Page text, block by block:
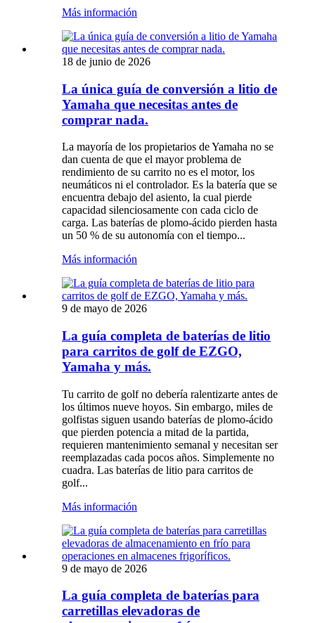
Más información
18 de junio de 2026
La única guía de conversión a litio de
Yamaha que necesitas antes de
comprar nada.
La mayoría de los propietarios de Yamaha no se
dan cuenta de que el mayor problema de
rendimiento de su carrito no es el motor, los
neumáticos ni el controlador. Es la batería que se
encuentra debajo del asiento, la cual pierde
capacidad silenciosamente con cada ciclo de
carga. Las baterías de plomo-ácido pierden hasta
un 50 % de su autonomía con el tiempo...
Más información
9 de mayo de 2026
La guía completa de baterías de litio
para carritos de golf de EZGO,
Yamaha y más.
Tu carrito de golf no debería ralentizarte antes de
los últimos nueve hoyos. Sin embargo, miles de
golfistas siguen usando baterías de plomo-ácido
que pierden potencia a mitad de la partida,
requieren mantenimiento semanal y necesitan ser
reemplazadas cada pocos años. Simplemente no
cuadra. Las baterías de litio para carritos de
golf...
Más información
9 de mayo de 2026
La guía completa de baterías para
carretillas elevadoras de